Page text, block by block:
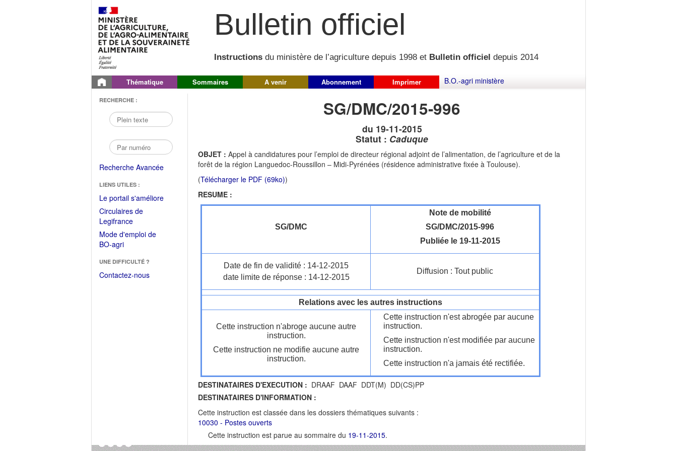
Bulletin officiel
Instructions du ministère de l’agriculture depuis 1998 et Bulletin officiel depuis 2014
Thématique Sommaires A venir Abonnement Imprimer B.O.-agri ministère
RECHERCHE :
Recherche Avancée
LIENS UTILES :
Le portail s'améliore(Fichier
Circulaires de
Legifrance(Ouvrir
dans
une
fenêtre)
Mode d'emploi de
BO-agri(Ouvrir
une
nouvelle
UNE DIFFICULTÉ ?
Contactez-nous
SG/DMC/2015-996
du 19-11-2015
Statut : Caduque
OBJET : Appel à candidatures pour l’emploi de directeur régional adjoint de l’alimentation, de l’agriculture et de la
forêt de la région Languedoc-Roussillon – Midi-Pyrénées (résidence administrative fixée à Toulouse).
(Télécharger le PDF (69ko))
RESUME :
SG/DMC
Note de mobilité
SG/DMC/2015-996
Publiée le 19-11-2015
Date de fin de validité : 14-12-2015
date limite de réponse : 14-12-2015
Diffusion : Tout public
Relations avec les autres instructions
Cette instruction n'abroge aucune autre
instruction.
Cette instruction ne modifie aucune autre
instruction.
Cette instruction n'est abrogée par aucune
instruction.
Cette instruction n'est modifiée par aucune
instruction.
Cette instruction n'a jamais été rectifiée.
DESTINATAIRES D'EXECUTION : DRAAF DAAF DDT(M) DD(CS)PP
DESTINATAIRES D'INFORMATION :
Cette instruction est classée dans les dossiers thématiques suivants :
10030 - Postes ouverts
Cette instruction est parue au sommaire du 19-11-2015.